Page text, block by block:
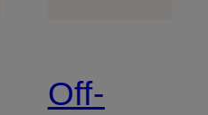
Off-